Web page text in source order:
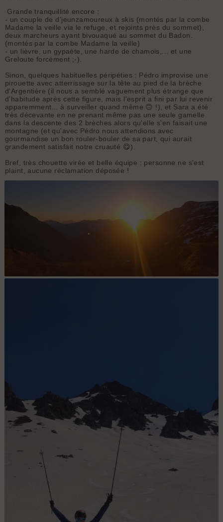
Grande tranquillité encore :
- un couple de d'jeunzamoureux à skis (montés par la combe
Madame la veille via le refuge, et rejoints près du sommet),
deux marcheurs ayant bivouaqué au sommet du Badon.
(montés par la combe Madame la veille)
- un lièvre, un gypaète, une harde de chamois,... et une
Greloute forcément ;-).
Sinon, quelques habituelles péripéties : Pédro improvise une
pirouette avec atterrissage sur la tête au pied de la brèche
d'Argentière (il nous a semblé vaguement plus étrange que
d'habitude après cette figure, mais l'esprit a fini par lui revenir
apparemment... à surveiller quand même 🙃 !), et Sara a été
très décevante en ne prenant même pas une seule gamelle
dans la descente des 2 brèches alors qu'elle s'en faisait une
montagne (et qu'avec Pédro nous attendions avec
gourmandise un bon rouler-bouler de sa part, qui aurait
grandement satisfait notre cruauté 😋).
Bref, très chouette virée et belle équipe : personne ne s'est
plaint, aucune réclamation déposée !